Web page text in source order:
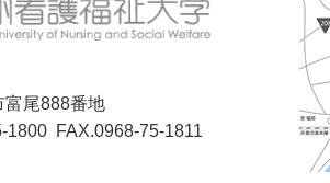
富尾888番地
1800 FAX.0968-75-1811